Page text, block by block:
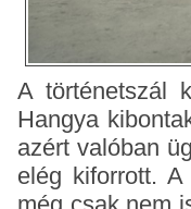
A történetszál
Hangya
azért valóban
elég kiforrott.